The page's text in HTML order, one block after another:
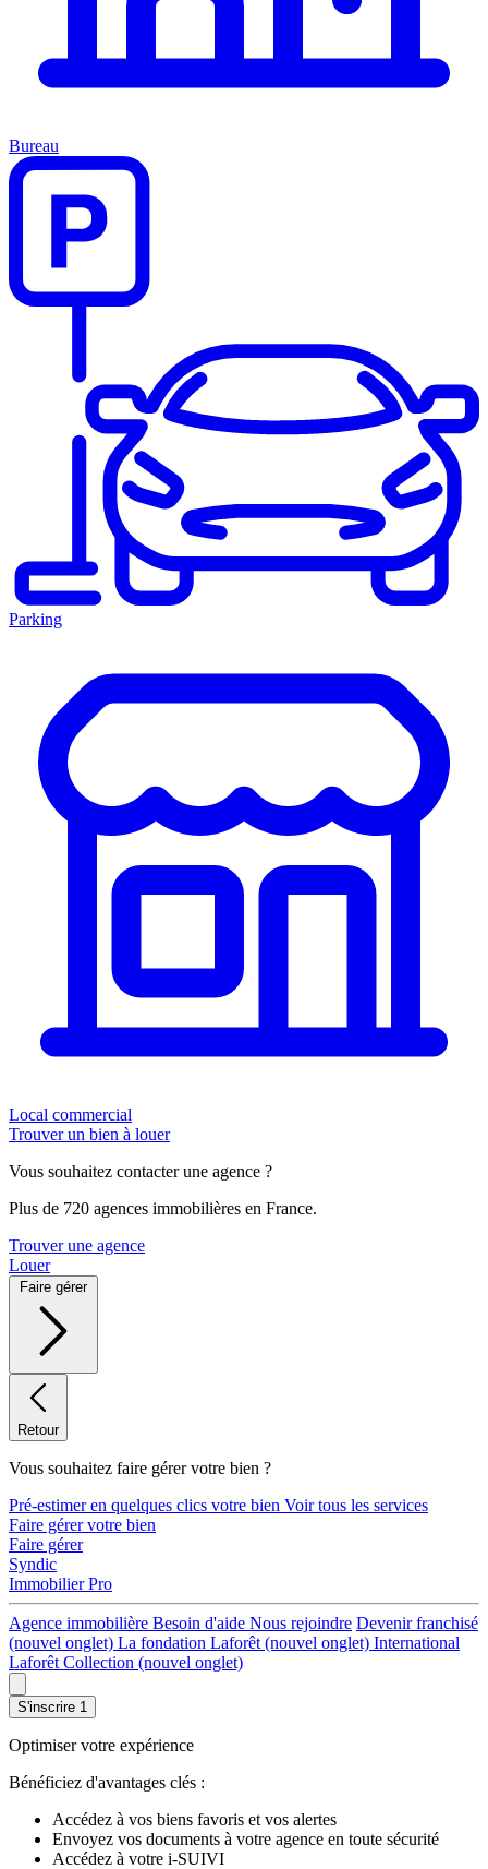
Bureau
Parking
Local commercial
Trouver un bien à louer
Vous souhaitez contacter une agence ?
Plus de 720 agences immobilières en France.
Trouver une agence
Louer
Faire gérer
Retour
Vous souhaitez faire gérer votre bien ?
Pré-estimer en quelques clics votre bien Voir tous les services
Faire gérer votre bien
Faire gérer
Syndic
Immobilier Pro
Agence immobilière Besoin d'aide Nous rejoindre Devenir franchisé
(nouvel onglet) La fondation Laforêt (nouvel onglet) International
Laforêt Collection (nouvel onglet)
S'inscrire 1
Optimiser votre expérience
Bénéficiez d'avantages clés :
Accédez à vos biens favoris et vos alertes
Envoyez vos documents à votre agence en toute sécurité
Accédez à votre i-SUIVI